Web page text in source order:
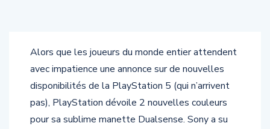
Alors que les joueurs du monde entier attendent
avec impatience une annonce sur de nouvelles
disponibilités de la PlayStation 5 (qui n’arrivent
pas), PlayStation dévoile 2 nouvelles couleurs
pour sa sublime manette Dualsense. Sony a su